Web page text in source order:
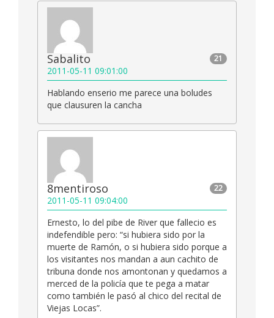
21
Sabalito
2011-05-11 09:01:00
Hablando enserio me parece una boludes
que clausuren la cancha
22
8mentiroso
2011-05-11 09:04:00
Ernesto, lo del pibe de River que fallecio es
indefendible pero: “si hubiera sido por la
muerte de Ramón, o si hubiera sido porque a
los visitantes nos mandan a aun cachito de
tribuna donde nos amontonan y quedamos a
merced de la policía que te pega a matar
como también le pasó al chico del recital de
Viejas Locas”.